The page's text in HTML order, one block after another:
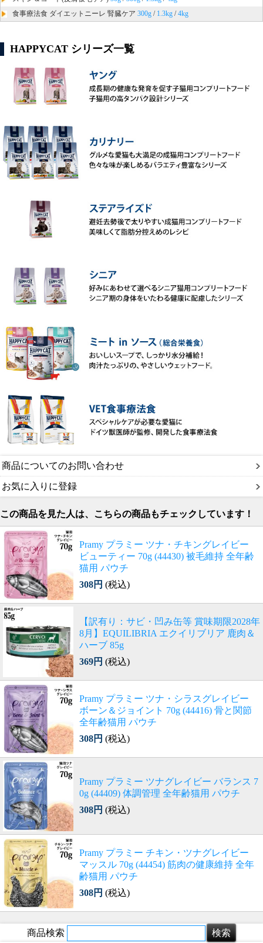
食事療法食 ダイエットニーレ 腎臓ケア 300g / 1.3kg /4kg
HAPPYCAT シリーズ一覧
商品についてのお問い合わせ
お気に入りに登録
この商品を見た人は、こちらの商品もチェックしています！
Pramy プラミー ツナ・チキングレイビー
ビューティー 70g (44430) 被毛維持 全年齢
猫用 パウチ
308円 (税込)
【訳有り：サビ・凹み缶等 賞味期限2028年
8月】EQUILIBRIA エクイリブリア 鹿肉＆
ハーブ 85g
369円 (税込)
Pramy プラミー ツナ・シラスグレイビー
ボーン＆ジョイント 70g (44416) 骨と関節
全年齢猫用 パウチ
308円 (税込)
Pramy プラミー ツナグレイビー バランス 7
0g (44409) 体調管理 全年齢猫用 パウチ
308円 (税込)
Pramy プラミー チキン・ツナグレイビー
マッスル 70g (44454) 筋肉の健康維持 全年
齢猫用 パウチ
308円 (税込)
商品検索